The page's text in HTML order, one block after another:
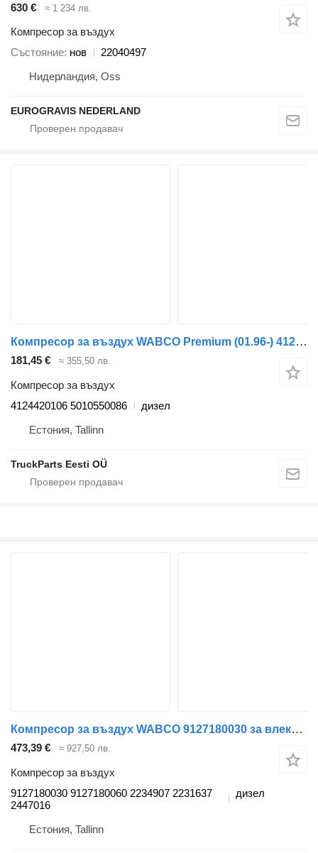
630 € ≈ 1 234 лв.
Компресор за въздух
Състояние нов
22040497
Нидерландия, Oss
EUROGRAVIS NEDERLAND
Компресор за въздух WABCO Premium (01.96-) 4124420106 за влекач Renault Premium, Premium 2 (1996-2014)
181,45 € ≈ 355,50 лв.
Компресор за въздух
4124420106 5010550086
дизел
Естония, Tallinn
TruckParts Eesti OÜ
Компресор за въздух WABCO 9127180030 за влекач DAF XF106 (2014-)
473,39 € ≈ 927,50 лв.
Компресор за въздух
9127180030 9127180060 2234907 2231637
2447016
дизел
Естония, Tallinn